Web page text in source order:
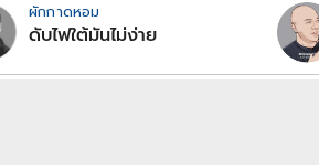
ผักกาดหอม
ดับไฟใต้มันไม่ง่าย